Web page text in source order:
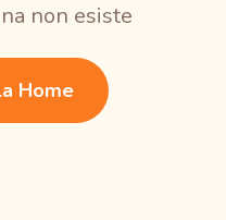
non esiste
Home